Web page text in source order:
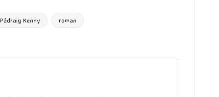
Pádraig Kenny roman